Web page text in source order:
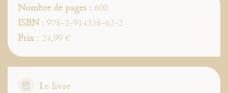
Nombre de pages : 600
ISBN: 978-2-914338-62-2
Prix: 24,99 €
Le livre